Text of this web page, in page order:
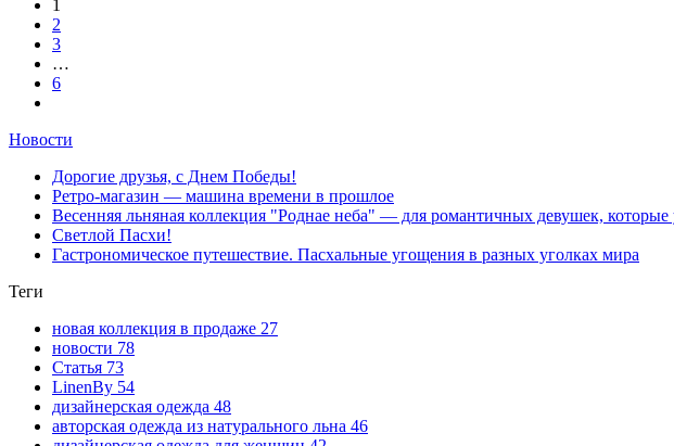
1
2
3
…
6
Новости
Дорогие друзья, с Днем Победы!
Ретро-магазин — машина времени в прошлое
Весенняя льняная коллекция "Роднае неба" — для романтичных девушек,
Светлой Пасхи!
Гастрономическое путешествие. Пасхальные угощения в разных уголках мира
Теги
новая коллекция в продаже 27
новости 78
Статья 73
LinenBy 54
дизайнерская одежда 48
авторская одежда из натурального льна 46